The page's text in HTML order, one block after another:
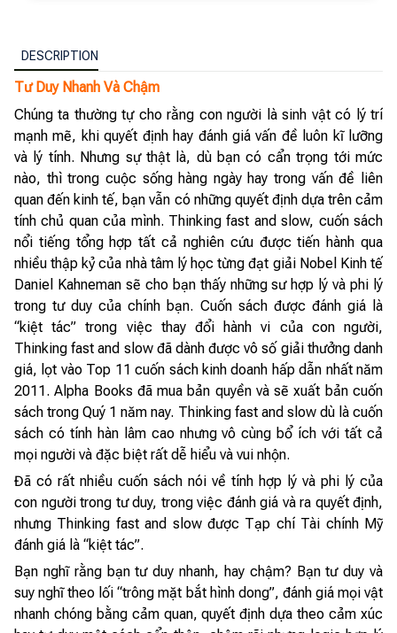
DESCRIPTION
Tư Duy Nhanh Và Chậm
Chúng ta thường tự cho rằng con người là sinh vật có lý trí
mạnh mẽ, khi quyết định hay đánh giá vấn đề luôn kĩ lưỡng
và lý tính. Nhưng sự thật là, dù bạn có cẩn trọng tới mức
nào, thì trong cuộc sống hàng ngày hay trong vấn đề liên
quan đến kinh tế, bạn vẫn có những quyết định dựa trên cảm
tính chủ quan của mình. Thinking fast and slow, cuốn sách
nổi tiếng tổng hợp tất cả nghiên cứu được tiến hành qua
nhiều thập kỷ của nhà tâm lý học từng đạt giải Nobel Kinh tế
Daniel Kahneman sẽ cho bạn thấy những sư hợp lý và phi lý
trong tư duy của chính bạn. Cuốn sách được đánh giá là
“kiệt tác” trong việc thay đổi hành vi của con người,
Thinking fast and slow đã dành được vô số giải thưởng danh
giá, lọt vào Top 11 cuốn sách kinh doanh hấp dẫn nhất năm
2011. Alpha Books đã mua bản quyền và sẽ xuất bản cuốn
sách trong Quý 1 năm nay. Thinking fast and slow dù là cuốn
sách có tính hàn lâm cao nhưng vô cùng bổ ích với tất cả
mọi người và đặc biệt rất dễ hiểu và vui nhộn.
Đã có rất nhiều cuốn sách nói về tính hợp lý và phi lý của
con người trong tư duy, trong việc đánh giá và ra quyết định,
nhưng Thinking fast and slow được Tạp chí Tài chính Mỹ
đánh giá là “kiệt tác”.
Bạn nghĩ rằng bạn tư duy nhanh, hay chậm? Bạn tư duy và
suy nghĩ theo lối “trông mặt bắt hình dong”, đánh giá mọi vật
nhanh chóng bằng cảm quan, quyết định dựa theo cảm xúc